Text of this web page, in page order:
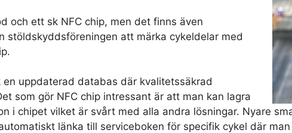
och ett sk NFC chip, men det finns även
stöldskyddsföreningen att märka cykeldelar med
en uppdaterad databas där kvalitetssäkrad
som gör NFC chip intressant är att man kan lagra
i chipet vilket är svårt med alla andra lösningar. Nyare
länka till serviceboken för specifik cykel där